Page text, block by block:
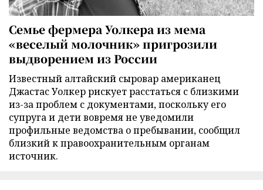
Семье фермера Уолкера из мема
«веселый молочник» пригрозили
выдворением из России
Известный алтайский сыровар американец
Джастас Уолкер рискует расстаться с близкими
из-за проблем с документами, поскольку его
супруга и дети вовремя не уведомили
профильные ведомства о пребывании, сообщил
близкий к правоохранительным органам
источник.